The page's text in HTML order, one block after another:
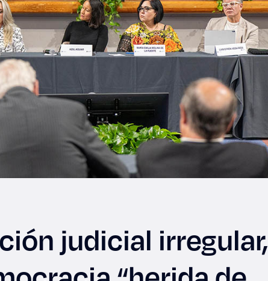
Becas
Sustentabilidad
judicial irregular,